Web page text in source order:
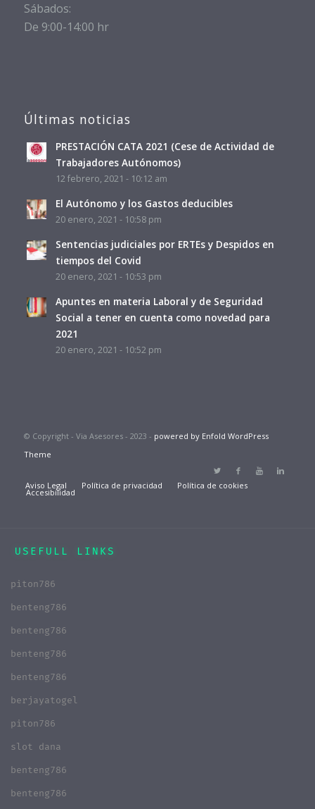
Sábados:
De 9:00-14:00 hr
Últimas noticias
PRESTACIÓN CATA 2021 (Cese de Actividad de
Trabajadores Autónomos)
12 febrero, 2021 - 10:12 am
El Autónomo y los Gastos deducibles
20 enero, 2021 - 10:58 pm
Sentencias judiciales por ERTEs y Despidos en
tiempos del Covid
20 enero, 2021 - 10:53 pm
Apuntes en materia Laboral y de Seguridad
Social a tener en cuenta como novedad para
2021
20 enero, 2021 - 10:52 pm
© Copyright - Via Asesores - 2023 - powered by Enfold WordPress
Theme
Aviso Legal Política de privacidad Política de cookies
Accesibilidad
USEFULL LINKS
piton786
benteng786
benteng786
benteng786
benteng786
berjayatogel
piton786
slot dana
benteng786
benteng786